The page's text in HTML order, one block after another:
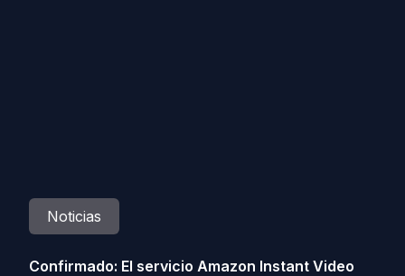
Noticias
Confirmado: El servicio Amazon Instant Video